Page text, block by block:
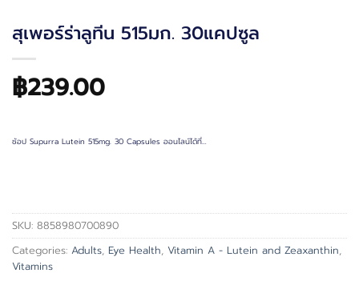
สุเพอร์ร่าลูทีน 515มก. 30แคปซูล
฿239.00
ช้อป Supurra Lutein 515mg. 30 Capsules ออนไลน์ได้ที่…
SKU: 8858980700890
Categories: Adults, Eye Health, Vitamin A - Lutein and Zeaxanthin,
Vitamins